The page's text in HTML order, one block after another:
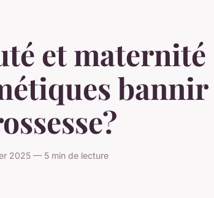
et maternité
2025 — 5 min de lecture